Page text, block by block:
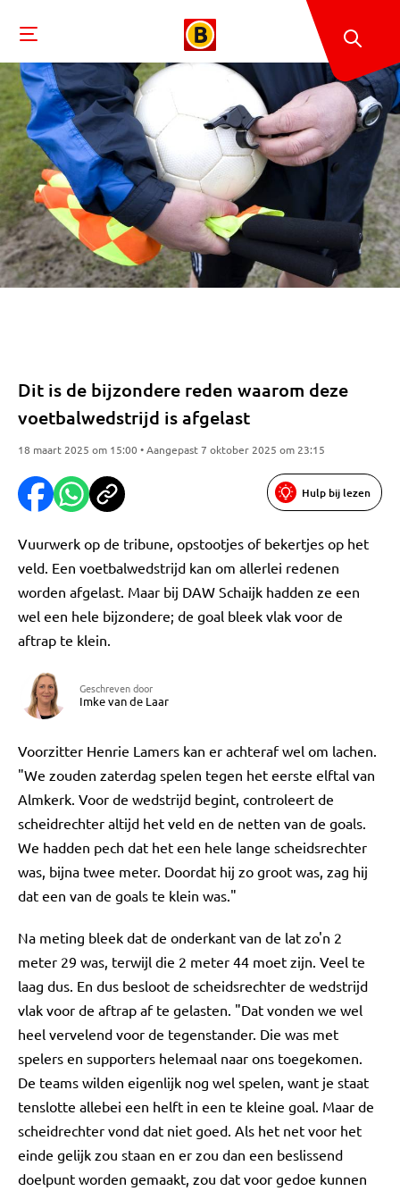
Dit is de bijzondere reden waarom deze
voetbalwedstrijd is afgelast
18 maart 2025 om 15:00 • Aangepast 7 oktober 2025 om 23:15
Hulp bij lezen
Vuurwerk op de tribune, opstootjes of bekertjes op het
veld. Een voetbalwedstrijd kan om allerlei redenen
worden afgelast. Maar bij DAW Schaijk hadden ze een
wel een hele bijzondere; de goal bleek vlak voor de
aftrap te klein.
Geschreven door
Imke van de Laar
Voorzitter Henrie Lamers kan er achteraf wel om lachen.
"We zouden zaterdag spelen tegen het eerste elftal van
Almkerk. Voor de wedstrijd begint, controleert de
scheidrechter altijd het veld en de netten van de goals.
We hadden pech dat het een hele lange scheidsrechter
was, bijna twee meter. Doordat hij zo groot was, zag hij
dat een van de goals te klein was."
Na meting bleek dat de onderkant van de lat zo'n 2
meter 29 was, terwijl die 2 meter 44 moet zijn. Veel te
laag dus. En dus besloot de scheidsrechter de wedstrijd
vlak voor de aftrap af te gelasten. "Dat vonden we wel
heel vervelend voor de tegenstander. Die was met
spelers en supporters helemaal naar ons toegekomen.
De teams wilden eigenlijk nog wel spelen, want je staat
tenslotte allebei een helft in een te kleine goal. Maar de
scheidrechter vond dat niet goed. Als het net voor het
einde gelijk zou staan en er zou dan een beslissend
doelpunt worden gemaakt, zou dat voor gedoe kunnen